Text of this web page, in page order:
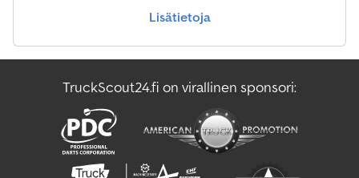
Lisätietoja
TruckScout24.fi on virallinen sponsori: